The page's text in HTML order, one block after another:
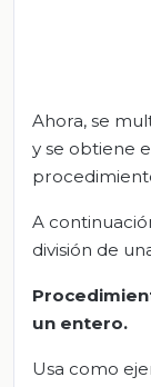
Ahora, se
y se obtiene
A
división de
un entero.
Usa como